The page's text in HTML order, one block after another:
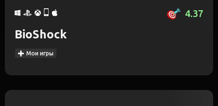
4.37
BioShock
Мои игры